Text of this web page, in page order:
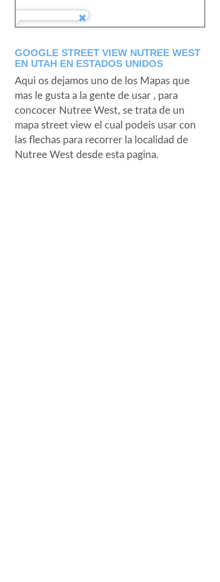
GOOGLE STREET VIEW NUTREE WEST
EN UTAH EN ESTADOS UNIDOS
Aqui os dejamos uno de los Mapas que
mas le gusta a la gente de usar , para
concocer Nutree West, se trata de un
mapa street view el cual podeis usar con
las flechas para recorrer la localidad de
Nutree West desde esta pagina.